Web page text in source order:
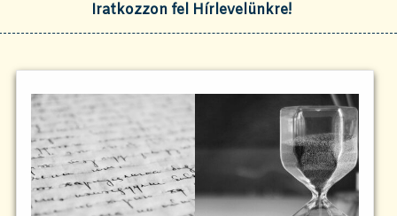
Iratkozzon fel Hírlevelünkre!